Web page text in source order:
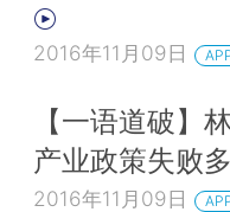
2016年11月09日
【一语道破】
产业政策失败
2016年11月09日